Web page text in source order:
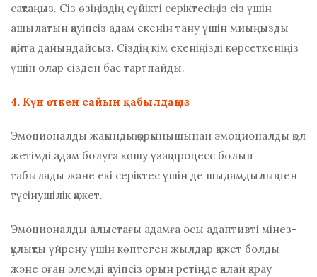
сақтаңыз. Сіз өзіңіздің сүйікті серіктесіңіз сіз үшін
ашылатын қауіпсіз адам екенін тану үшін миыңызды
қайта дайындайсыз. Сіздің кім екеніңізді көрсеткеніңіз
үшін олар сізден бас тартпайды.
4. Күн өткен сайын қабылдаңыз
Эмоционалды жақындық қорқынышынан эмоционалды қол
жетімді адам болуға көшу ұзақ процесс болып
табылады және екі серіктес үшін де шыдамдылық пен
түсінушілік қажет.
Эмоционалды алыстағы адамға осы адаптивті мінез-
құлықты үйрену үшін көптеген жылдар қажет болды
және оған әлемді қауіпсіз орын ретінде қалай қарау